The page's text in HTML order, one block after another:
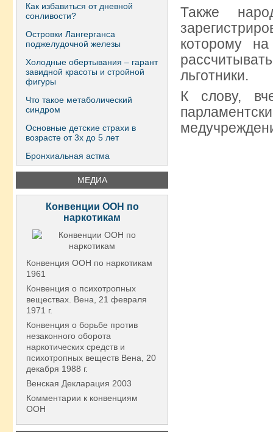
Как избавиться от дневной
сонливости?
Островки Лангерганса
поджелудочной железы
Холодные обертывания – гарант
завидной красоты и стройной
фигуры
Что такое метаболический
синдром
Основные детские страхи в
возрасте от 3х до 5 лет
Бронхиальная астма
МЕДИА
Конвенции ООН по
наркотикам
Конвенция ООН по наркотикам
1961
Конвенция о психотропных
веществах. Вена, 21 февраля
1971 г.
Конвенция о борьбе против
незаконного оборота
наркотических средств и
психотропных веществ Вена, 20
декабря 1988 г.
Венская Декларация 2003
Комментарии к конвенциям
ООН
Также
которому
льготники.
К слову,